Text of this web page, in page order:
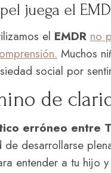
juega el
el EMDR no
Muchos
social por
de
erróneo entre
de desarrollarse
entender a tu hijo